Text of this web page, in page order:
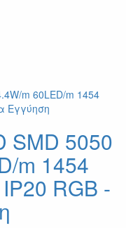
SMD 5050
m 1454
RGB -